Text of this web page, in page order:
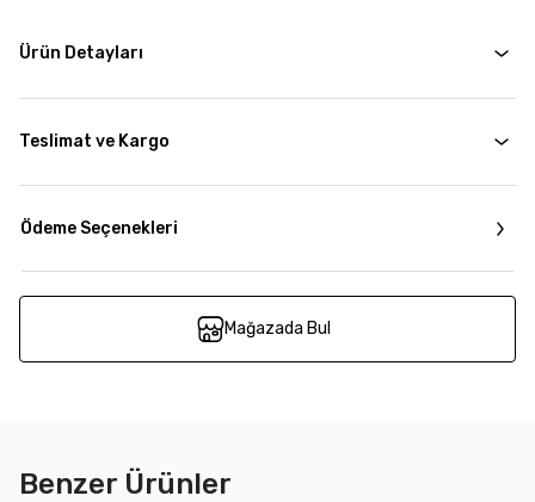
Ürün Detayları
Teslimat ve Kargo
Ödeme Seçenekleri
Mağazada Bul
Benzer Ürünler